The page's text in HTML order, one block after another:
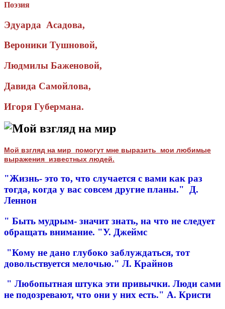
Поэзия
Эдуарда Асадова,
Вероники Тушновой,
Людмилы Баженовой,
Давида Самойлова,
Игоря Губермана.
Мой взгляд на мир
Мой взгляд на мир помогут мне выразить мои любимые
выражения известных людей.
"Жизнь- это то, что случается с вами как раз
тогда, когда у вас совсем другие планы." Д.
Леннон
" Быть мудрым- значит знать, на что не следует
обращать внимание. "У. Джеймс
"Кому не дано глубоко заблуждаться, тот
довольствуется мелочью." Л. Крайнов
" Любопытная штука эти привычки. Люди сами
не подозревают, что они у них есть." А. Кристи